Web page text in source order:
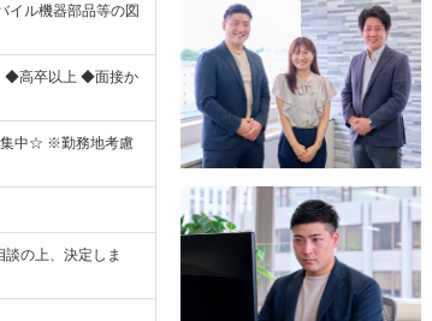
イル機器部品等の図
◆高卒以上 ◆面接か
集中☆ ※勤務地考慮
の上、決定しま